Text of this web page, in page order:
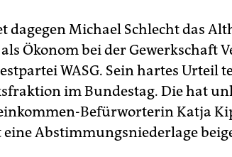
dagegen Michael Schlecht das
Ökonom bei der Gewerkschaft
WASG. Sein hartes Urteil
im Bundestag. Die hat
Befürworterin Katja
Abstimmungsniederlage